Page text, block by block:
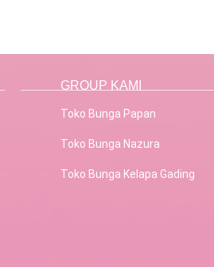
GROUP KAMI
Toko Bunga Papan
Toko Bunga Nazura
Toko Bunga Kelapa Gading